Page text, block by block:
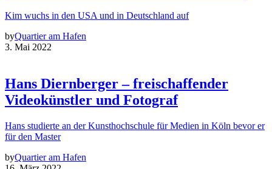
Kim wuchs in den USA und in Deutschland auf
byQuartier am Hafen
3. Mai 2022
Hans Diernberger – freischaffender
Videokünstler und Fotograf
Hans studierte an der Kunsthochschule für Medien in Köln bevor er
für den Master
byQuartier am Hafen